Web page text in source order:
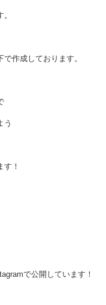
作成しております。
う
！
で公開しています！